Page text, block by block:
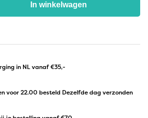
In winkelwagen
in NLvanaf €35,-
voor 22.00 besteld Dezelfde dag verzonden